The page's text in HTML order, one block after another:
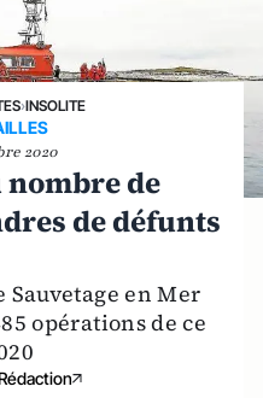
›INSOLITE
2020
de
de défunts
Sauvetage en Mer
opérations de ce